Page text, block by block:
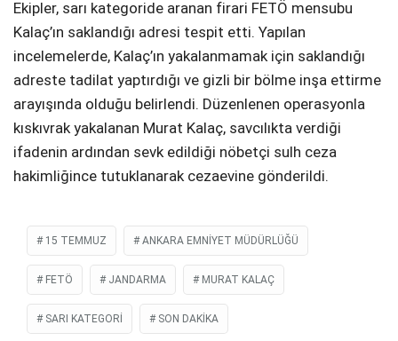
Ekipler, sarı kategoride aranan firari FETÖ mensubu
Kalaç’ın saklandığı adresi tespit etti. Yapılan
incelemelerde, Kalaç’ın yakalanmamak için saklandığı
adreste tadilat yaptırdığı ve gizli bir bölme inşa ettirme
arayışında olduğu belirlendi. Düzenlenen operasyonla
kıskıvrak yakalanan Murat Kalaç, savcılıkta verdiği
ifadenin ardından sevk edildiği nöbetçi sulh ceza
hakimliğince tutuklanarak cezaevine gönderildi.
15 TEMMUZ ANKARA EMNIYET MÜDÜRLÜĞÜ
FETÖ JANDARMA MURAT KALAÇ
SARI KATEGORI SON DAKIKA